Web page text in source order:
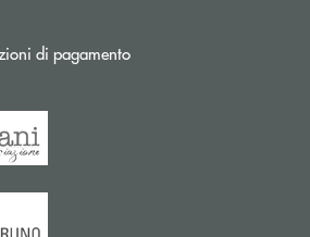
di pagamento
nuova finestra